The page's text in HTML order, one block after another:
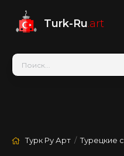
Turk-Ru.art
Турк Ру Арт /Турецкие